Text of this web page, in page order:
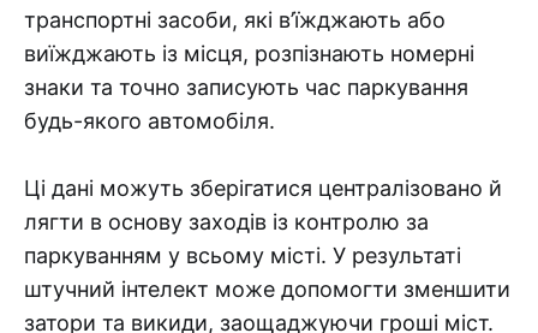
транспортні засоби, які в’їжджають або
виїжджають із місця, розпізнають номерні
знаки та точно записують час паркування
будь-якого автомобіля.
Ці дані можуть зберігатися централізовано й
лягти в основу заходів із контролю за
паркуванням у всьому місті. У результаті
штучний інтелект може допомогти зменшити
затори та викиди, заощаджуючи гроші міст.